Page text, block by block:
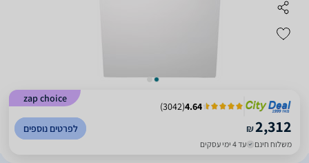
zap choice
4.64
(
3042
)
₪2,312
משלוח חינם עד 4 ימי עסקים
לפרטים נוספים